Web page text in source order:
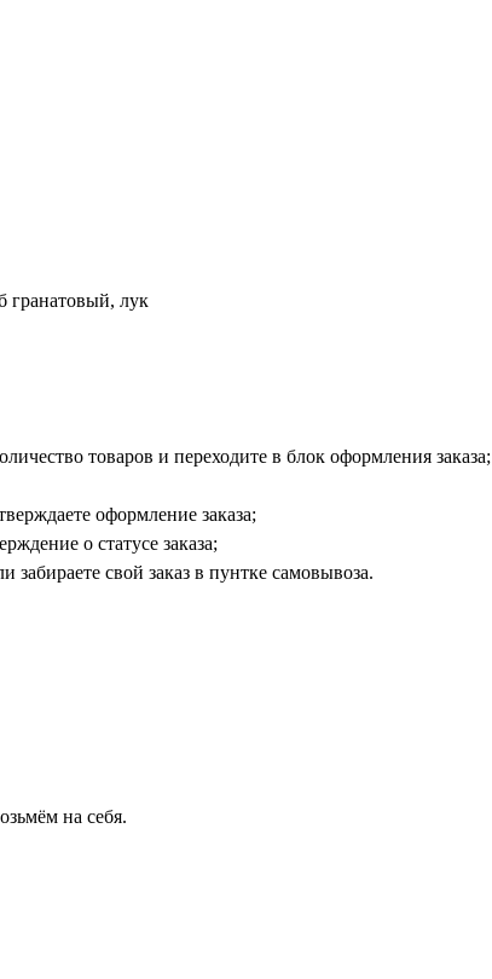
гранатовый, лук
товаров и переходите в блок оформления заказа;
оформление заказа;
о статусе заказа;
свой заказ в пунтке самовывоза.
на себя.